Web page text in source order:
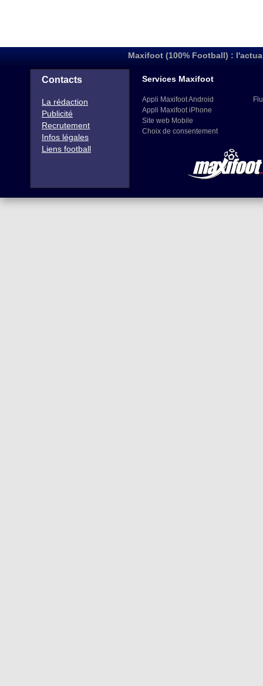
Maxifoot (100% Football) :
Contacts
La rédaction
Publicité
Recrutement
Infos légales
Liens football
Services Maxifoot
Appli Maxifoot Android
Appli Maxifoot iPhone
Site web Mobile
Choix de consentement